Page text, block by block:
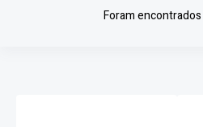
Foram encontrados